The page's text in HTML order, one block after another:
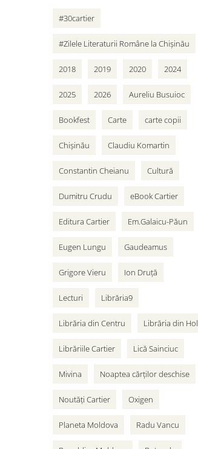
#30cartier
#Zilele Literaturii Române la Chișinău
2018 2019 2020 2024
2025 2026 Aureliu Busuioc
Bookfest Carte carte copii
Chișinău Claudiu Komartin
Constantin Cheianu Cultură
Dumitru Crudu eBook Cartier
Editura Cartier Em.Galaicu-Păun
Eugen Lungu Gaudeamus
Grigore Vieru Ion Druță
Lecturi Librăria9
Librăria din Centru Librăria din Hol
Librăriile Cartier Lică Sainciuc
Mivina Noaptea cărților deschise
Noutăți Cartier Oxigen
Planeta Moldova Radu Vancu